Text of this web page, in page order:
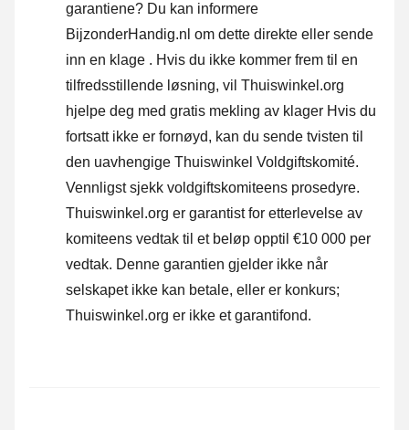
garantiene? Du kan informere
BijzonderHandig.nl om dette direkte eller sende
inn en klage . Hvis du ikke kommer frem til en
tilfredsstillende løsning, vil Thuiswinkel.org
hjelpe deg med gratis mekling av klager Hvis du
fortsatt ikke er fornøyd, kan du sende tvisten til
den uavhengige Thuiswinkel Voldgiftskomité.
Vennligst sjekk voldgiftskomiteens prosedyre.
Thuiswinkel.org er garantist for etterlevelse av
komiteens vedtak til et beløp opptil €10 000 per
vedtak. Denne garantien gjelder ikke når
selskapet ikke kan betale, eller er konkurs;
Thuiswinkel.org er ikke et garantifond.